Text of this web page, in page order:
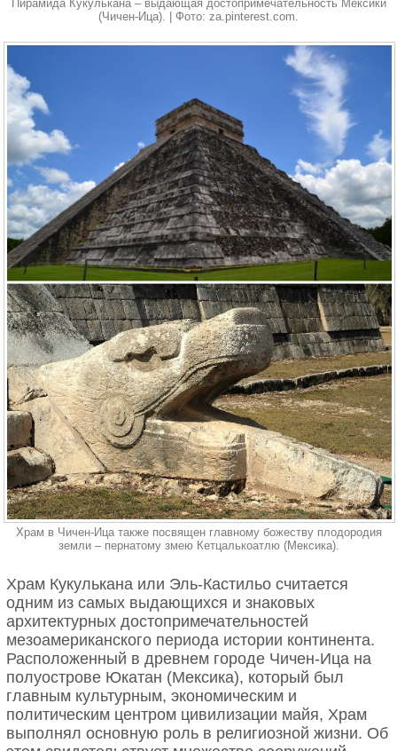
Пирамида Кукулькана – выдающая достопримечательность Мексики
(Чичен-Ица). | Фото: za.pinterest.com.
Храм в Чичен-Ица также посвящен главному божеству плодородия
земли – пернатому змею Кетцалькоатлю (Мексика).
Храм Кукулькана или Эль-Кастильо считается
одним из самых выдающихся и знаковых
архитектурных достопримечательностей
мезоамериканского периода истории континента.
Расположенный в древнем городе Чичен-Ица на
полуострове Юкатан (Мексика), который был
главным культурным, экономическим и
политическим центром цивилизации майя, Храм
выполнял основную роль в религиозной жизни. Об